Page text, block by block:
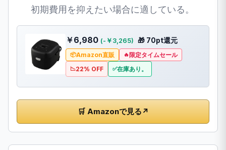
初期費用を抑えたい場合に適している。
￥6,980 (-￥3,265) 🎁 70pt還元
Amazon直販
限定タイムセール
22% OFF
在庫あり。
🛒 Amazonで見る ↗